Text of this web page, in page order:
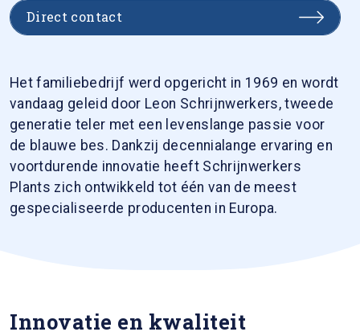
Direct contact
Het familiebedrijf werd opgericht in 1969 en wordt
vandaag geleid door Leon Schrijnwerkers, tweede
generatie teler met een levenslange passie voor
de blauwe bes. Dankzij decennialange ervaring en
voortdurende innovatie heeft Schrijnwerkers
Plants zich ontwikkeld tot één van de meest
gespecialiseerde producenten in Europa.
Innovatie en kwaliteit